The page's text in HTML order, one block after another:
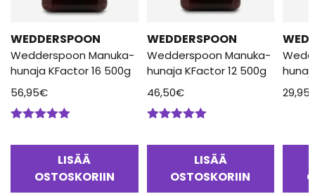
WEDDERSPOON
Wedderspoon Manuka-
hunaja KFactor 16 500g
56,95€
LISÄÄ
OSTOSKORIIN
WEDDERSPOON
Wedderspoon Manuka-
hunaja KFactor 12 500g
46,50€
LISÄÄ
OSTOSKORIIN
29,95